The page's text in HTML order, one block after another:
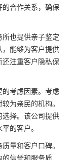
合作关系，确保
所也提供亲子鉴定
，能够为客户提供
还注重客户隐私保
的考虑因素。考虑
为亲民的机构。
选择。该公司提供
的客户。
量和客户口碑。
的信誉和服务质